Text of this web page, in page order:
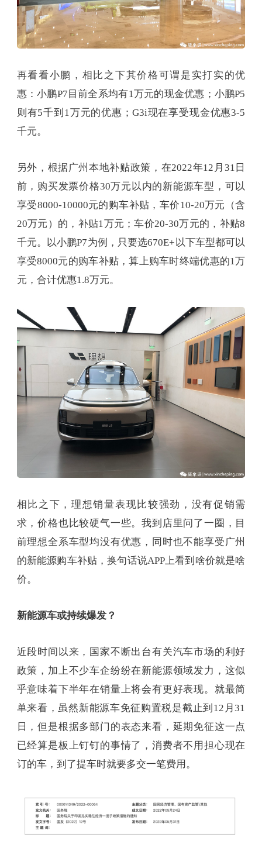
再看看小鹏，相比之下其价格可谓是实打实的优
惠：小鹏P7目前全系均有1万元的现金优惠；小鹏P5
则有5千到1万元的优惠；G3i现在享受现金优惠3-5
千元。
另外，根据广州本地补贴政策，在2022年12月31日
前，购买发票价格30万元以内的新能源车型，可以
享受8000-10000元的购车补贴，车价10-20万元（含
20万元）的，补贴1万元；车价20-30万元的，补贴8
千元。以小鹏P7为例，只要选670E+以下车型都可以
享受8000元的购车补贴，算上购车时终端优惠的1万
元，合计优惠1.8万元。
相比之下，理想销量表现比较强劲，没有促销需
求，价格也比较硬气一些。我到店里问了一圈，目
前理想全系车型均没有优惠，同时也不能享受广州
的新能源购车补贴，换句话说APP上看到啥价就是啥
价。
新能源车或持续爆发？
近段时间以来，国家不断出台有关汽车市场的利好
政策，加上不少车企纷纷在新能源领域发力，这似
乎意味着下半年在销量上将会有更好表现。就最简
单来看，虽然新能源车免征购置税是截止到12月31
日，但是根据多部门的表态来看，延期免征这一点
已经算是板上钉钉的事情了，消费者不用担心现在
订的车，到了提车时就要多交一笔费用。